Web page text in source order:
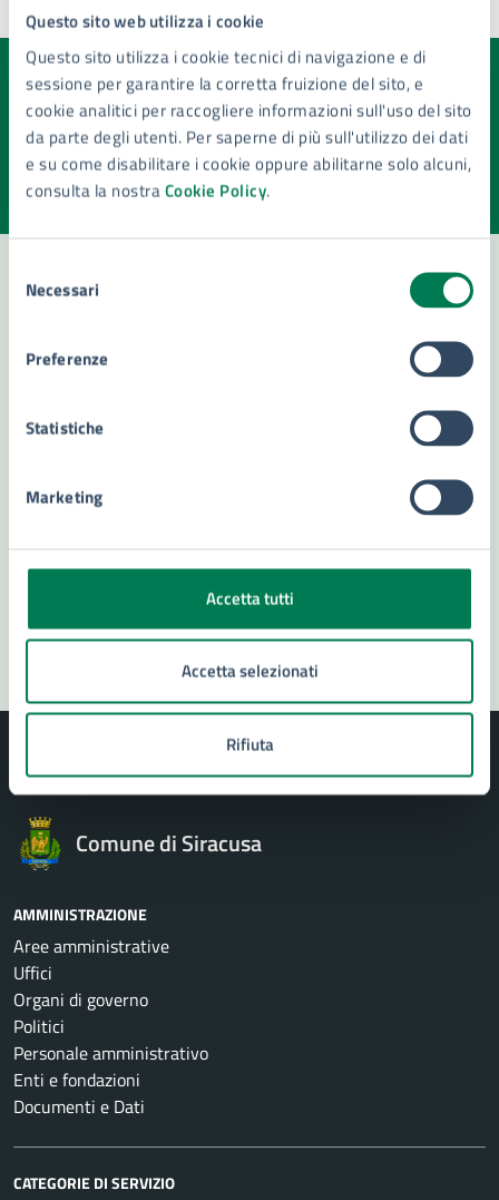
Questo sito web utilizza i cookie
Questo sito utilizza i cookie tecnici di navigazione e di
sessione per garantire la corretta fruizione del sito, e
cookie analitici per raccogliere informazioni sull'uso del sito
da parte degli utenti. Per saperne di più sull'utilizzo dei dati
e su come disabilitare i cookie oppure abilitarne solo alcuni,
consulta la nostraCookie Policy.
delNecessari
Preferenze
Statistiche
Marketing
Accetta tutti
Accetta selezionati
Rifiuta
Ultimo aggiornamento:01/02/2024, 10:45
Quanto sono chiare le informazioni su questa
pagina?
Valuta la chiarezza delle informazioni (da 1 a 5 stelle)
Seleziona il numero di stelle per valutare la chiarezza delle
Valuta 5 stelle su 5
Valuta 4 stelle su 5
Valuta 3 stelle su 5
Valuta 2 stelle su 5
Valuta 1 stelle su 5
Leggi le domande frequenti
Richiedi assistenza
Prenota appuntamento
Problemi in città
Comune di Siracusa
AMMINISTRAZIONE
Aree amministrative
Uffici
Organi di governo
Politici
Personale amministrativo
Enti e fondazioni
Documenti e Dati
CATEGORIE DI SERVIZIO